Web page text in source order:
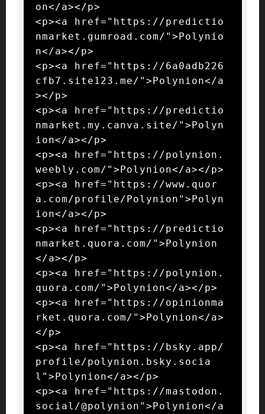
on</a></p>
<p><a href="https://predictio
nmarket.gumroad.com/">Polynio
n</a></p>
<p><a href="https://6a0adb226
cfb7.site123.me/">Polynion</a
></p>
<p><a href="https://predictio
nmarket.my.canva.site/">Polyn
ion</a></p>
<p><a href="https://polynion.
weebly.com/">Polynion</a></p>
<p><a href="https://www.quor
a.com/profile/Polynion">Polyn
ion</a></p>
<p><a href="https://predictio
nmarket.quora.com/">Polynion
</a></p>
<p><a href="https://polynion.
quora.com/">Polynion</a></p>
<p><a href="https://opinionma
rket.quora.com/">Polynion</a>
</p>
<p><a href="https://bsky.app/
profile/polynion.bsky.socia
l">Polynion</a></p>
<p><a href="https://mastodon.
social/@polynion">Polynion</a